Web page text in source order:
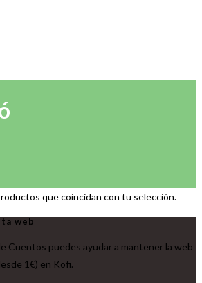
que coincidan con tu selección.
web
Cuentos puedes ayudar a mantener la web
1€) en Kofi.